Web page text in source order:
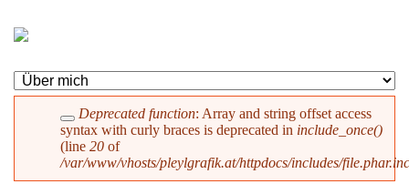
Close this message.
Fehlermeldung
Deprecated function: Array and string offset access
syntax with curly braces is deprecated in include_once()
(line 20 of
/var/www/vhosts/pleylgrafik.at/httpdocs/includes/file.phar.inc